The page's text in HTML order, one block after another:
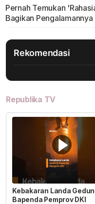
Pernah Temukan
Bagikan
Rekomendasi
Republika TV
Kebakaran Landa
Bapenda Pemprov DKI